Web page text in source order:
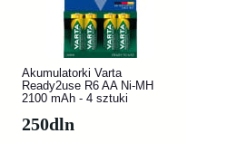
Akumulatorki Varta
Ready2use R6 AA Ni-MH
2100 mAh - 4 sztuki
250dln